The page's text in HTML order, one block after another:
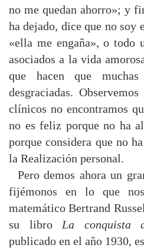
no me quedan ahorro»; y
ha dejado, dice que no soy
«ella me engaña», o todo
asociados a la vida
que hacen que
desgraciadas.
clínicos no encontramos
no es feliz porque no ha
porque considera que no
la Realización personal.
Pero demos ahora un
fijémonos en lo que
matemático Bertrand
su libro La conquista
publicado en el año 1930,